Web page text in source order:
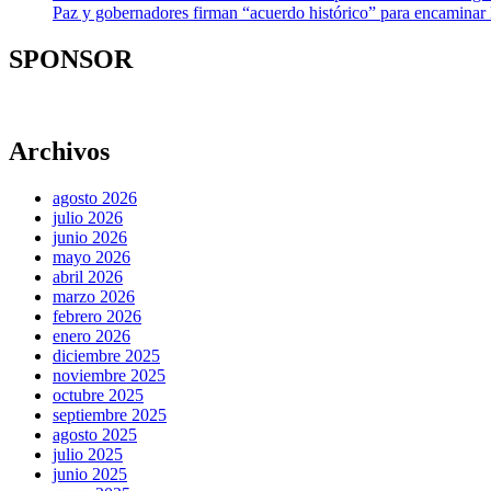
Paz y gobernadores firman “acuerdo histórico” para
SPONSOR
Archivos
agosto 2026
julio 2026
junio 2026
mayo 2026
abril 2026
marzo 2026
febrero 2026
enero 2026
diciembre 2025
noviembre 2025
octubre 2025
septiembre 2025
agosto 2025
julio 2025
junio 2025